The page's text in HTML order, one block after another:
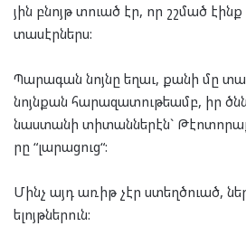
յին բնոյթ տուած էր, որ շշմած
տա­սէր­ներս:
Պա­րա­գան նոյ­նը եղաւ, քա­նի մը
նոյն­քան հա­րա­զա­տու­թեամբ, իր
նաս­տա­նի տի­տան­նե­րէն`
րը “լա­րա­ցուց“:
Մինչ այդ առիթ չէր ստեղծ­ուած,
ելոյթ­նե­րուն: